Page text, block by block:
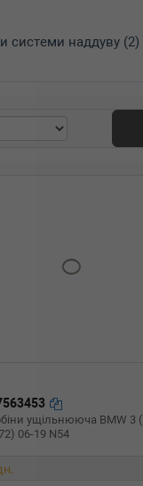
системи наддуву (2)
ущільнююча BMW 3
06-19 N54